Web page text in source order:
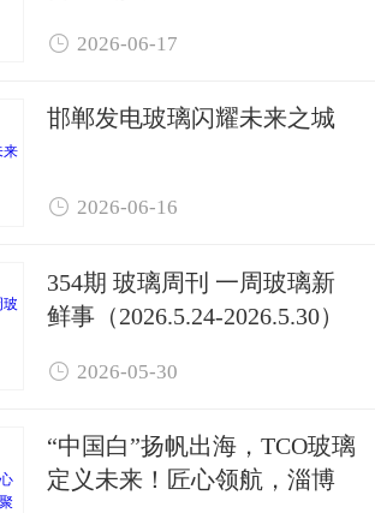
 2026-06-17
邯郸发电玻璃闪耀未来之城
 2026-06-16
354期 玻璃周刊 一周玻璃新
鲜事（2026.5.24-2026.5.30）
 2026-05-30
“中国白”扬帆出海，TCO玻璃
定义未来！匠心领航，淄博